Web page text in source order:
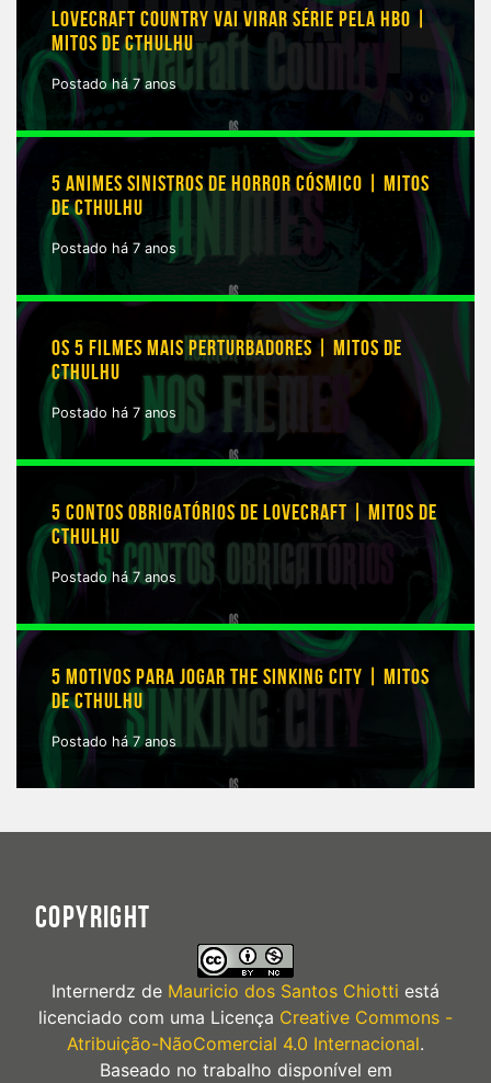
LOVECRAFT COUNTRY VAI VIRAR SÉRIE PELA HBO |
MITOS DE CTHULHU
Postado há 7 anos
5 ANIMES SINISTROS DE HORROR CÓSMICO | MITOS
DE CTHULHU
Postado há 7 anos
OS 5 FILMES MAIS PERTURBADORES | MITOS DE
CTHULHU
Postado há 7 anos
5 CONTOS OBRIGATÓRIOS DE LOVECRAFT | MITOS DE
CTHULHU
Postado há 7 anos
5 MOTIVOS PARA JOGAR THE SINKING CITY | MITOS
DE CTHULHU
Postado há 7 anos
COPYRIGHT
Internerdz de Mauricio dos Santos Chiotti está
licenciado com uma Licença Creative Commons -
Atribuição-NãoComercial 4.0 Internacional.
Baseado no trabalho disponível em